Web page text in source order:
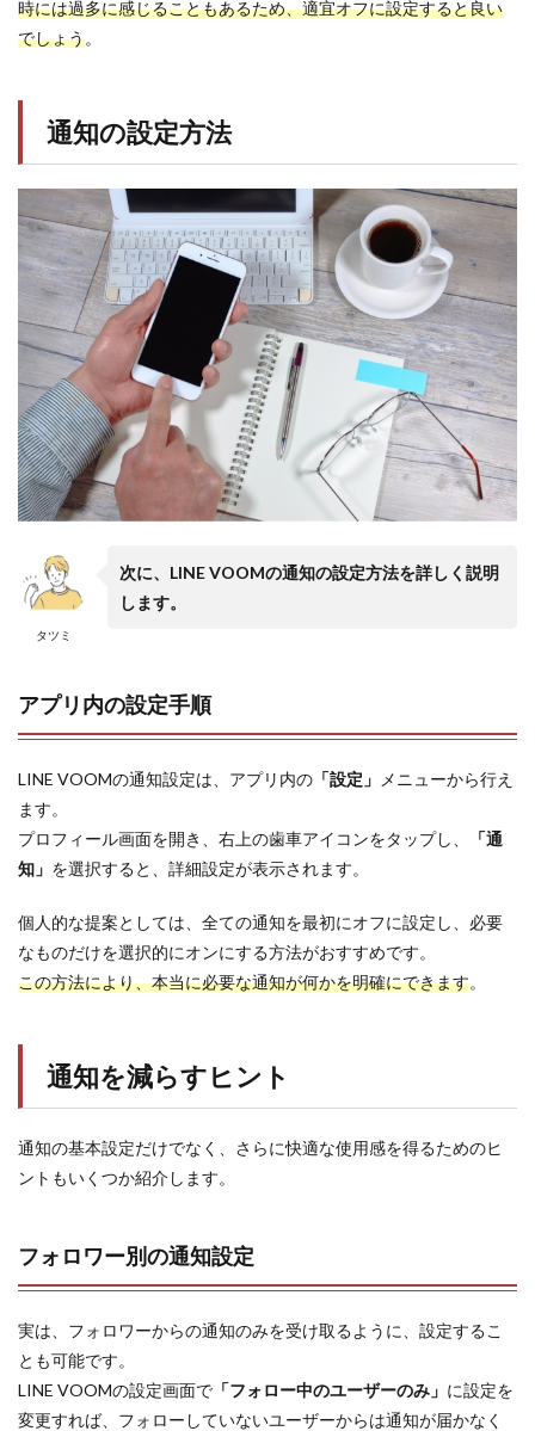
時には過多に感じることもあるため、適宜オフに設定すると良い
でしょう。
通知の設定方法
タツミ
次に、LINE VOOMの通知の設定方法を詳しく説明
します。
アプリ内の設定手順
LINE VOOMの通知設定は、アプリ内の 「設定」
メニューから行え
ます。
プロフィール画面を開き、右上の歯車アイコンをタップし、
「通
知」 を選択すると、詳細設定が表示されます。
個人的な提案としては、全ての通知を最初にオフに設定し、必要
なものだけを選択的にオンにする方法がおすすめです。
この方法により、本当に必要な通知が何かを明確にできます。
通知を減らすヒント
通知の基本設定だけでなく、さらに快適な使用感を得るためのヒ
ントもいくつか紹介します。
フォロワー別の通知設定
実は、フォロワーからの通知のみを受け取るように、設定するこ
とも可能です。
LINE VOOMの設定画面で 「フォロー中のユーザーのみ」 に設定を
変更すれば、フォローしていないユーザーからは通知が届かなく